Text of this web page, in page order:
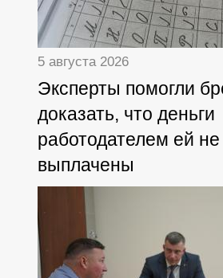
5 августа 2026
Эксперты помогли
доказать, что деньги
работодателем ей не
выплачены